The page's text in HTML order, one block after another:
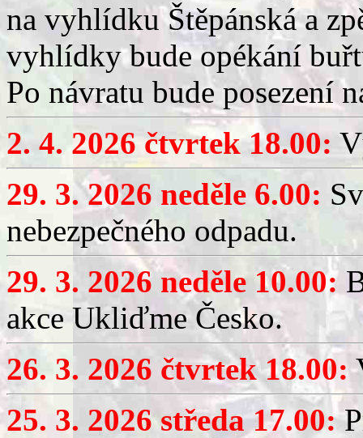
na vyhlídku Štěpánská a
vyhlídky bude opékání
Po návratu bude posezení
2. 4. 2026 čtvrtek 18.00:
29. 3. 2026 neděle 6.00:
nebezpečného odpadu.
29. 3. 2026 neděle 10.00:
akce Ukliďme Česko.
26. 3. 2026 čtvrtek 18.00:
25. 3. 2026 středa 17.00: